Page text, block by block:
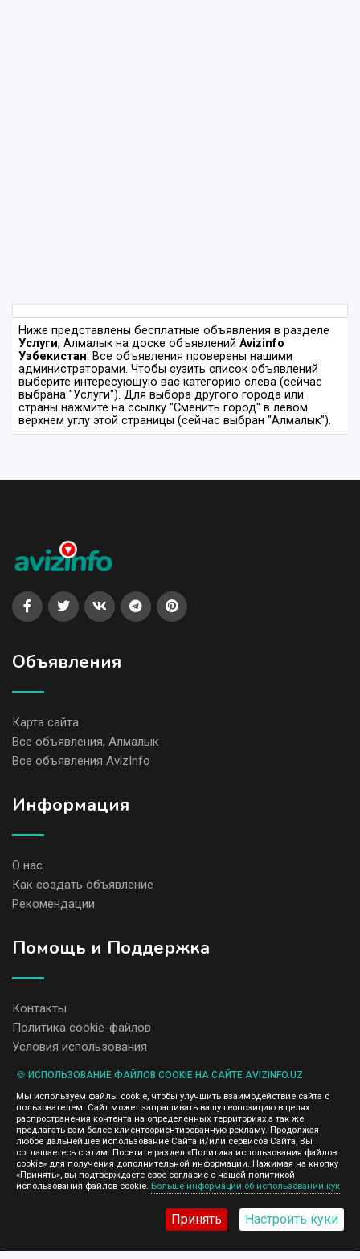
Ниже представлены бесплатные объявления в разделе
Услуги, Алмалык на доске объявлений Avizinfo
Узбекистан. Все объявления проверены нашими
администраторами. Чтобы сузить список объявлений
выберите интересующую вас категорию слева (сейчас
выбрана "Услуги"). Для выбора другого города или
страны нажмите на ссылку "Сменить город" в левом
верхнем углу этой страницы (сейчас выбран "Алмалык").
Объявления
Карта сайта
Все объявления, Алмалык
Все объявления AvizInfo
Информация
О нас
Как создать объявление
Рекомендации
Помощь и Поддержка
Контакты
Политика cookie-файлов
Условия использования
содержание размещенных объявлений.
Мы ценим конфиденциальность наших пользователей. Мы не
передаем и не продаем личную информацию зарегистрированных
пользователей AvizInfo.uz третьим лицам. Мы не отвечаем за
правила конфиденциальности сайтов на которые ссылается
AvizInfo.uz. На некоторых страницах нашего сайта представлена
реклама Google Adsense Advertising Network. Чтобы узнать
подробней о правилах конфиденциальности Googleнажмите тут
🍪 ИСПОЛЬЗОВАНИЕ ФАЙЛОВ COOKIE НА САЙТЕ AVIZINFO.UZ
Мы используем файлы cookie, чтобы улучшить взаимодействие сайта с
пользователем. Сайт может запрашивать вашу геопозицию в целях
распространения контента на определенных территориях,а так же
предлагать вам более клиентоориентированную рекламу. Продолжая
любое дальнейшее использование Сайта и/или сервисов Сайта, Вы
соглашаетесь с этим. Посетите раздел «Политика использования файлов
cookie» для получения дополнительной информации. Нажимая на кнопку
«Принять», вы подтверждаете свое согласие с нашей политикой
использования файлов cookie. Больше информации об использовании кук
Принять Настроить куки